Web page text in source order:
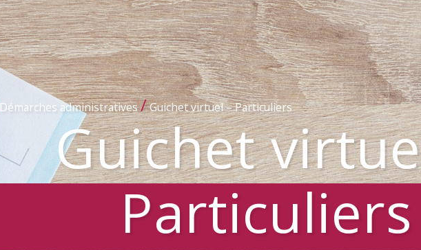
Démarches administratives/Guichet virtuel – Particuliers
Guichet
Particuliers